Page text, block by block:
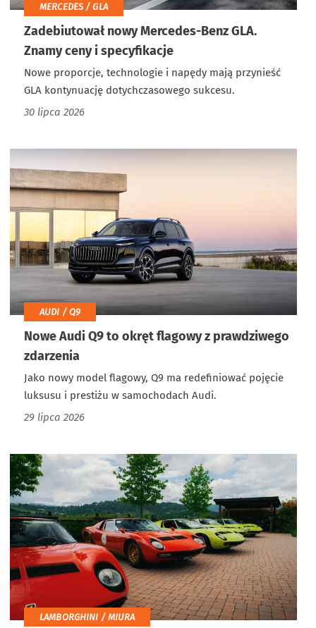
MERCEDES / GLA
Zadebiutował nowy Mercedes-Benz GLA.
Znamy ceny i specyfikacje
Nowe proporcje, technologie i napędy mają przynieść
GLA kontynuację dotychczasowego sukcesu.
30 lipca 2026
AUDI / Q9
Nowe Audi Q9 to okręt flagowy z prawdziwego
zdarzenia
Jako nowy model flagowy, Q9 ma redefiniować pojęcie
luksusu i prestiżu w samochodach Audi.
29 lipca 2026
LAMBORGHINI / MIURA